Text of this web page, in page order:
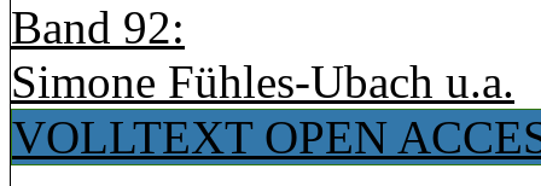
Band 92:
Simone Fühles-Ubach u.a.
VOLLTEXT OPEN